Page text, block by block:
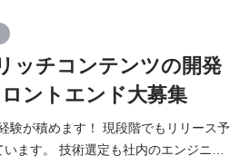
ッチコンテンツの開発
ントエンド大募集
験が積めます！ 現段階でもリリース予
ます。 技術選定も社内のエンジニア